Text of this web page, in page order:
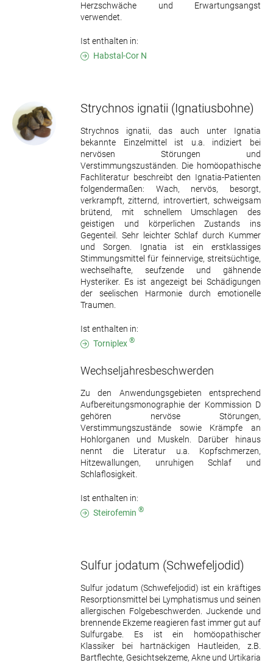
Herzschwäche und Erwartungsangst
verwendet.
Ist enthalten in:
Habstal-Cor N
Strychnos ignatii (Ignatiusbohne)
Strychnos ignatii, das auch unter Ignatia
bekannte Einzelmittel ist u.a. indiziert bei
nervösen Störungen und
Verstimmungszuständen. Die homöopathische
Fachliteratur beschreibt den Ignatia-Patienten
folgendermaßen: Wach, nervös, besorgt,
verkrampft, zitternd, introvertiert, schweigsam
brütend, mit schnellem Umschlagen des
geistigen und körperlichen Zustands ins
Gegenteil. Sehr leichter Schlaf durch Kummer
und Sorgen. Ignatia ist ein erstklassiges
Stimmungsmittel für feinnervige, streitsüchtige,
wechselhafte, seufzende und gähnende
Hysteriker. Es ist angezeigt bei Schädigungen
der seelischen Harmonie durch emotionelle
Traumen.
Ist enthalten in:
Torniplex ®
Wechseljahresbeschwerden
Zu den Anwendungsgebieten entsprechend
Aufbereitungsmonographie der Kommission D
gehören nervöse Störungen,
Verstimmungszustände sowie Krämpfe an
Hohlorganen und Muskeln. Darüber hinaus
nennt die Literatur u.a. Kopfschmerzen,
Hitzewallungen, unruhigen Schlaf und
Schlaflosigkeit.
Ist enthalten in:
Steirofemin ®
Sulfur jodatum (Schwefeljodid)
Sulfur jodatum (Schwefeljodid) ist ein kräftiges
Resorptionsmittel bei Lymphatismus und seinen
allergischen Folgebeschwerden. Juckende und
brennende Ekzeme reagieren fast immer gut auf
Sulfurgabe. Es ist ein homöopathischer
Klassiker bei hartnäckigen Hautleiden, z.B.
Bartflechte, Gesichtsekzeme, Akne und Urtikaria